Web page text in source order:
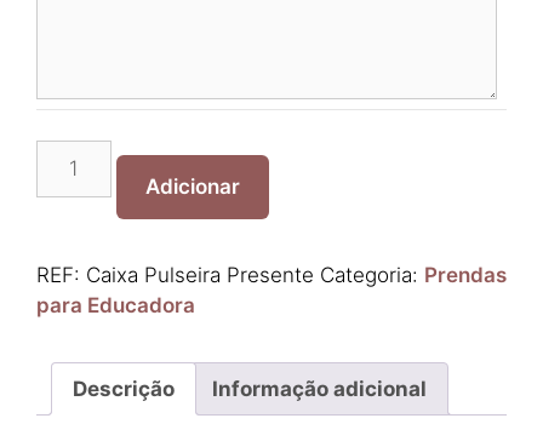
Quantidade
Presente
Adicionar
REF: Caixa Pulseira Presente Categoria: Prendas
para Educadora
Descrição Informação adicional